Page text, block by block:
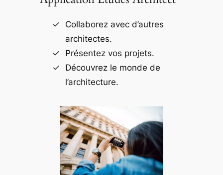
Collaborez avec d’autres
architectes.
Présentez vos projets.
Découvrez le monde de
l’architecture.